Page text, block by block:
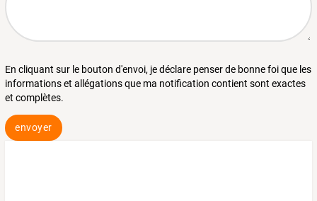
En cliquant sur le bouton d'envoi, je déclare penser de bonne foi que les
informations et allégations que ma notification contient sont exactes
et complètes.
envoyer